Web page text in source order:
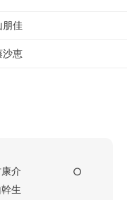
朋佳
沙恵
介
○
生